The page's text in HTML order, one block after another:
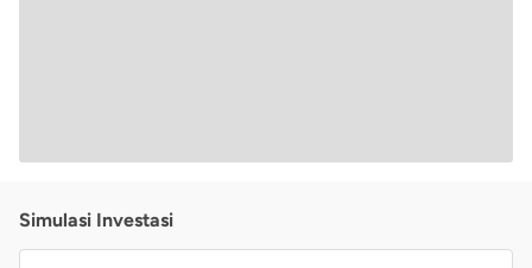
Simulasi Investasi